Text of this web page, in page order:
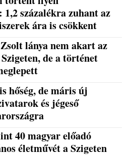
százalékra zuhant az
ára is csökkent
lánya nem akart az
de a történet
hőség, de máris új
és jégeső
40 magyar előadó
életművét a Szigeten